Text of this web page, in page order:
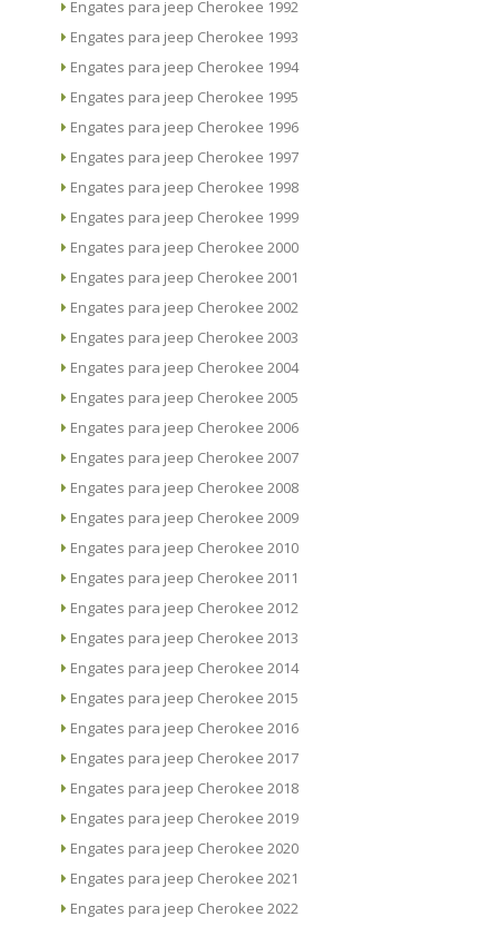
Engates para jeep Cherokee 1992
Engates para jeep Cherokee 1993
Engates para jeep Cherokee 1994
Engates para jeep Cherokee 1995
Engates para jeep Cherokee 1996
Engates para jeep Cherokee 1997
Engates para jeep Cherokee 1998
Engates para jeep Cherokee 1999
Engates para jeep Cherokee 2000
Engates para jeep Cherokee 2001
Engates para jeep Cherokee 2002
Engates para jeep Cherokee 2003
Engates para jeep Cherokee 2004
Engates para jeep Cherokee 2005
Engates para jeep Cherokee 2006
Engates para jeep Cherokee 2007
Engates para jeep Cherokee 2008
Engates para jeep Cherokee 2009
Engates para jeep Cherokee 2010
Engates para jeep Cherokee 2011
Engates para jeep Cherokee 2012
Engates para jeep Cherokee 2013
Engates para jeep Cherokee 2014
Engates para jeep Cherokee 2015
Engates para jeep Cherokee 2016
Engates para jeep Cherokee 2017
Engates para jeep Cherokee 2018
Engates para jeep Cherokee 2019
Engates para jeep Cherokee 2020
Engates para jeep Cherokee 2021
Engates para jeep Cherokee 2022